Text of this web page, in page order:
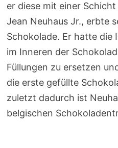
er diese mit einer
Jean Neuhaus Jr., erbte
Schokolade. Er hatte die
im Inneren der
Füllungen zu ersetzen
die erste gefüllte
zuletzt dadurch ist
belgischen